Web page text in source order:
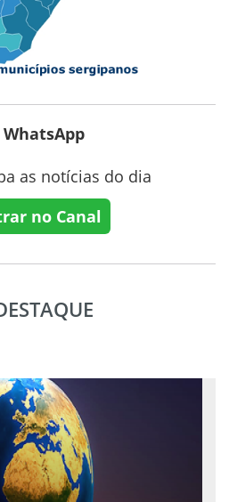
WhatsApp
as notícias do dia
no Canal